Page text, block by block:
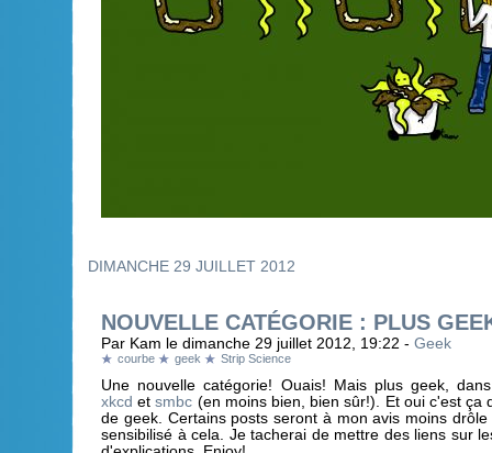
DIMANCHE 29 JUILLET 2012
NOUVELLE CATÉGORIE : PLUS
Par Kam le dimanche 29 juillet 2012, 19:22 - Geek
courbe geek Strip Science
Une nouvelle catégorie! Ouais! Mais plus geek,
xkcd etsmbc (en moins bien, bien sûr!). Et oui c'est ça
de geek. Certains posts seront à mon avis moins
sensibilisé à cela. Je tacherai de mettre des liens sur